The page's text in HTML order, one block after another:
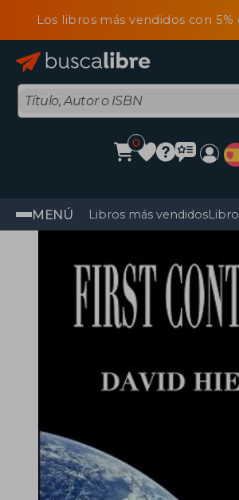
Los libros más vendidos con
0
MENÚ Libros más vendidos